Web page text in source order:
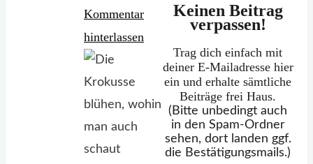
Kommentar
hinterlassen
Keinen Beitrag
verpassen!
Trag dich einfach mit
deiner E-Mailadresse hier
ein und erhalte sämtliche
Beiträge frei Haus.
(Bitte unbedingt auch
in den Spam-Ordner
sehen, dort landen ggf.
die Bestätigungsmails.)